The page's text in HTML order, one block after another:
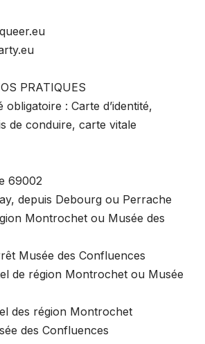
PRATIQUES
obligatoire : Carte d’identité,
de conduire, carte vitale
69002
depuis Debourg ou Perrache
Montrochet ou Musée des
Musée des Confluences
de région Montrochet ou Musée
des région Montrochet
des Confluences